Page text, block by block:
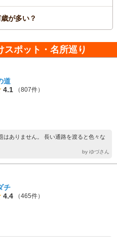
が多い？
スポット・名所巡り
道
4.1
（807件）
はありません。 長い通路を渡ると色々な
by ゆづさん
チ
4.4
（465件）